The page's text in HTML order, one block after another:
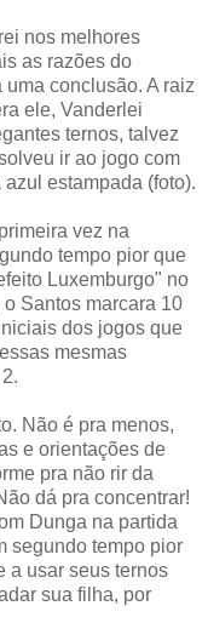
nos melhores
as razões do
conclusão. A raiz
ele, Vanderlei
ternos, talvez
ir ao jogo com
estampada (foto).
vez na
tempo pior que
Luxemburgo" no
Santos marcara 10
dos jogos que
mesmas
Não é pra menos,
e orientações de
pra não rir da
dá pra concentrar!
Dunga na partida
segundo tempo pior
a usar seus ternos
sua filha, por